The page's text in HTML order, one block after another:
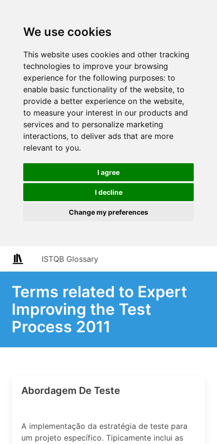
We use cookies
This website uses cookies and other tracking
technologies to improve your browsing
experience for the following purposes: to
enable basic functionality of the website, to
provide a better experience on the website,
to measure your interest in our products and
services and to personalize marketing
interactions, to deliver ads that are more
relevant to you.
I agree
I decline
Change my preferences
ISTQB Glossary
Terms related to Expert
Improving the Test
Process 2011
Abordagem De Teste
A implementação da estratégia de teste para
um projeto específico. Tipicamente inclui as